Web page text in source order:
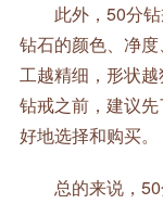
此外，50分钻
钻石的颜色、净
工越精细，形状
钻戒之前，建议
好地选择和购买。
总的来说，50